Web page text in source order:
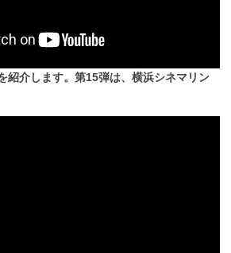
紹介します。第15弾は、横浜シネマリン